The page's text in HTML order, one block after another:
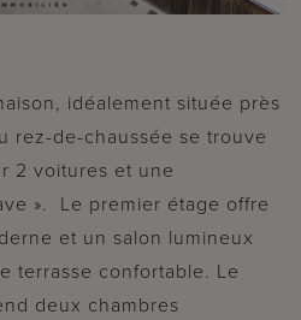
idéalement située près
rez-de-chaussée se trouve
2 voitures et une
». Le premier étage offre
et un salon lumineux
terrasse confortable. Le
deux chambres